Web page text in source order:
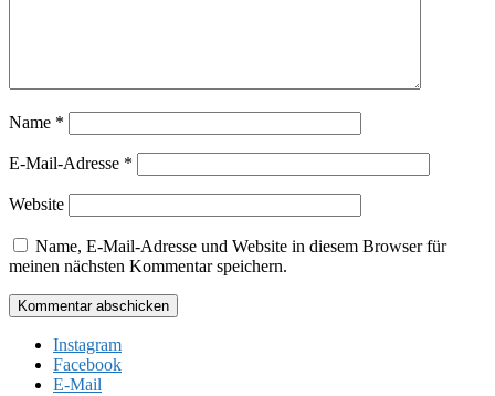
Name *
E-Mail-Adresse *
Website
Name, E-Mail-Adresse und Website in diesem Browser für
meinen nächsten Kommentar speichern.
Instagram
Facebook
E-Mail